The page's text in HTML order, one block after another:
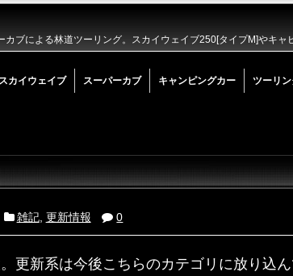
ブによる林道ツーリング。スカイウェイブ250[タイプM]やキャ
スカイウェイブ スーパーカブ キャンピングカー ツーリ
雑記, 更新情報 0
更新系は今後こちらのカテゴリに放り込ん